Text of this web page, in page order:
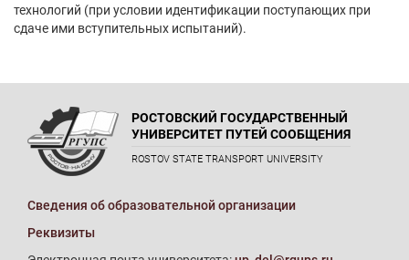
технологий (при условии идентификации поступающих при
сдаче ими вступительных испытаний).
РОСТОВСКИЙ ГОСУДАРСТВЕННЫЙ
УНИВЕРСИТЕТ ПУТЕЙ СООБЩЕНИЯ
ROSTOV STATE TRANSPORT UNIVERSITY
Сведения об образовательной организации
Реквизиты